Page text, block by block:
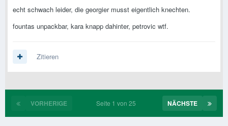
echt schwach leider, die georgier musst eigentlich knechten.
fountas unpackbar, kara knapp dahinter, petrovic wtf.
Zitieren
VORHERIGE NÄCHSTE
Seite 1 von 25